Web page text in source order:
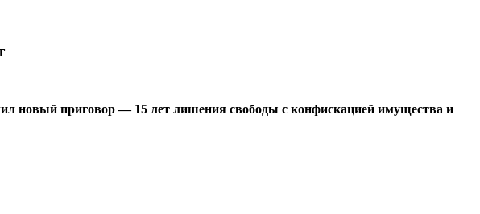
новый приговор — 15 лет лишения свободы с конфискацией имущества и